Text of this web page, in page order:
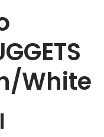
White